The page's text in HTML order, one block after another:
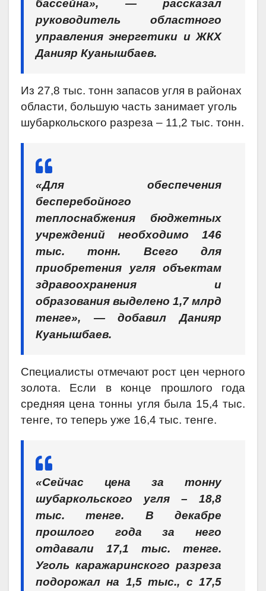
бассейна», — рассказал
руководитель областного
управления энергетики и ЖКХ
Данияр Куанышбаев.
Из 27,8 тыс. тонн запасов угля в районах
области, большую часть занимает уголь
шубаркольского разреза – 11,2 тыс. тонн.
«Для обеспечения
бесперебойного
теплоснабжения бюджетных
учреждений необходимо 146
тыс. тонн. Всего для
приобретения угля объектам
здравоохранения и
образования выделено 1,7 млрд
тенге», — добавил Данияр
Куанышбаев.
Специалисты отмечают рост цен черного
золота. Если в конце прошлого года
средняя цена тонны угля была 15,4 тыс.
тенге, то теперь уже 16,4 тыс. тенге.
«Сейчас цена за тонну
шубаркольского угля – 18,8
тыс. тенге. В декабре
прошлого года за него
отдавали 17,1 тыс. тенге.
Уголь каражаринского разреза
подорожал на 1,5 тыс., с 17,5